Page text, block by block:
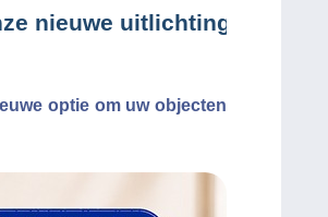
nieuwe uitlichtingsoptie!
optie om uw objecten